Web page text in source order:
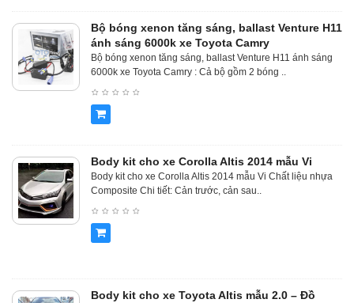
Bộ bóng xenon tăng sáng, ballast Venture H11
ánh sáng 6000k xe Toyota Camry
Bộ bóng xenon tăng sáng, ballast Venture H11 ánh sáng
6000k xe Toyota Camry : Cả bộ gồm 2 bóng ..
Body kit cho xe Corolla Altis 2014 mẫu Vi
Body kit cho xe Corolla Altis 2014 mẫu Vi Chất liệu nhựa
Composite Chi tiết: Cản trước, cản sau..
Body kit cho xe Toyota Altis mẫu 2.0 – Đồ